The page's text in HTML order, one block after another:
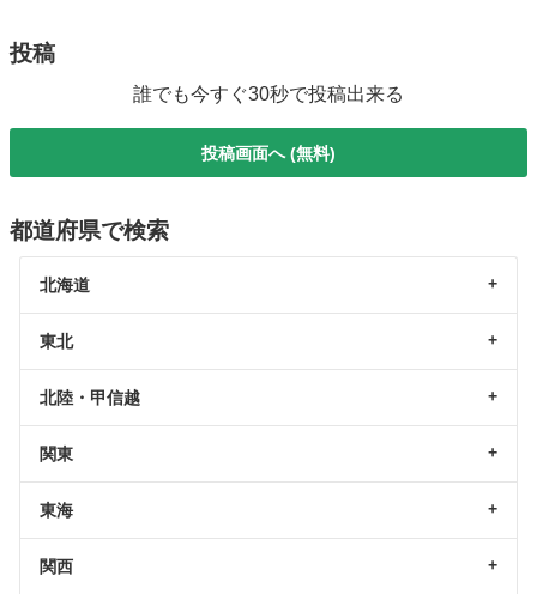
投稿
誰でも今すぐ30秒で投稿出来る
投稿画面へ (無料)
都道府県で検索
北海道
東北
北陸・甲信越
関東
東海
関西